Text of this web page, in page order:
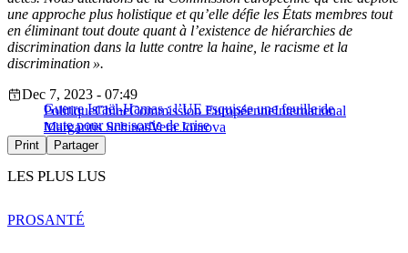
une approche plus holistique et qu’elle défie les États membres tout
en éliminant tout doute quant à l’existence de hiérarchies de
discrimination dans la lutte contre la haine, le racisme et la
discrimination ».
Guerre Israël-Hamas : l’UE esquisse une feuille de
route pour une sortie de crise
Dec 7, 2023 - 07:49
PolitiqueChineCommission EuropéenneInternational
Margaritis SchinasVera Jourova
Print Partager
LES PLUS LUS
PROSANTÉ